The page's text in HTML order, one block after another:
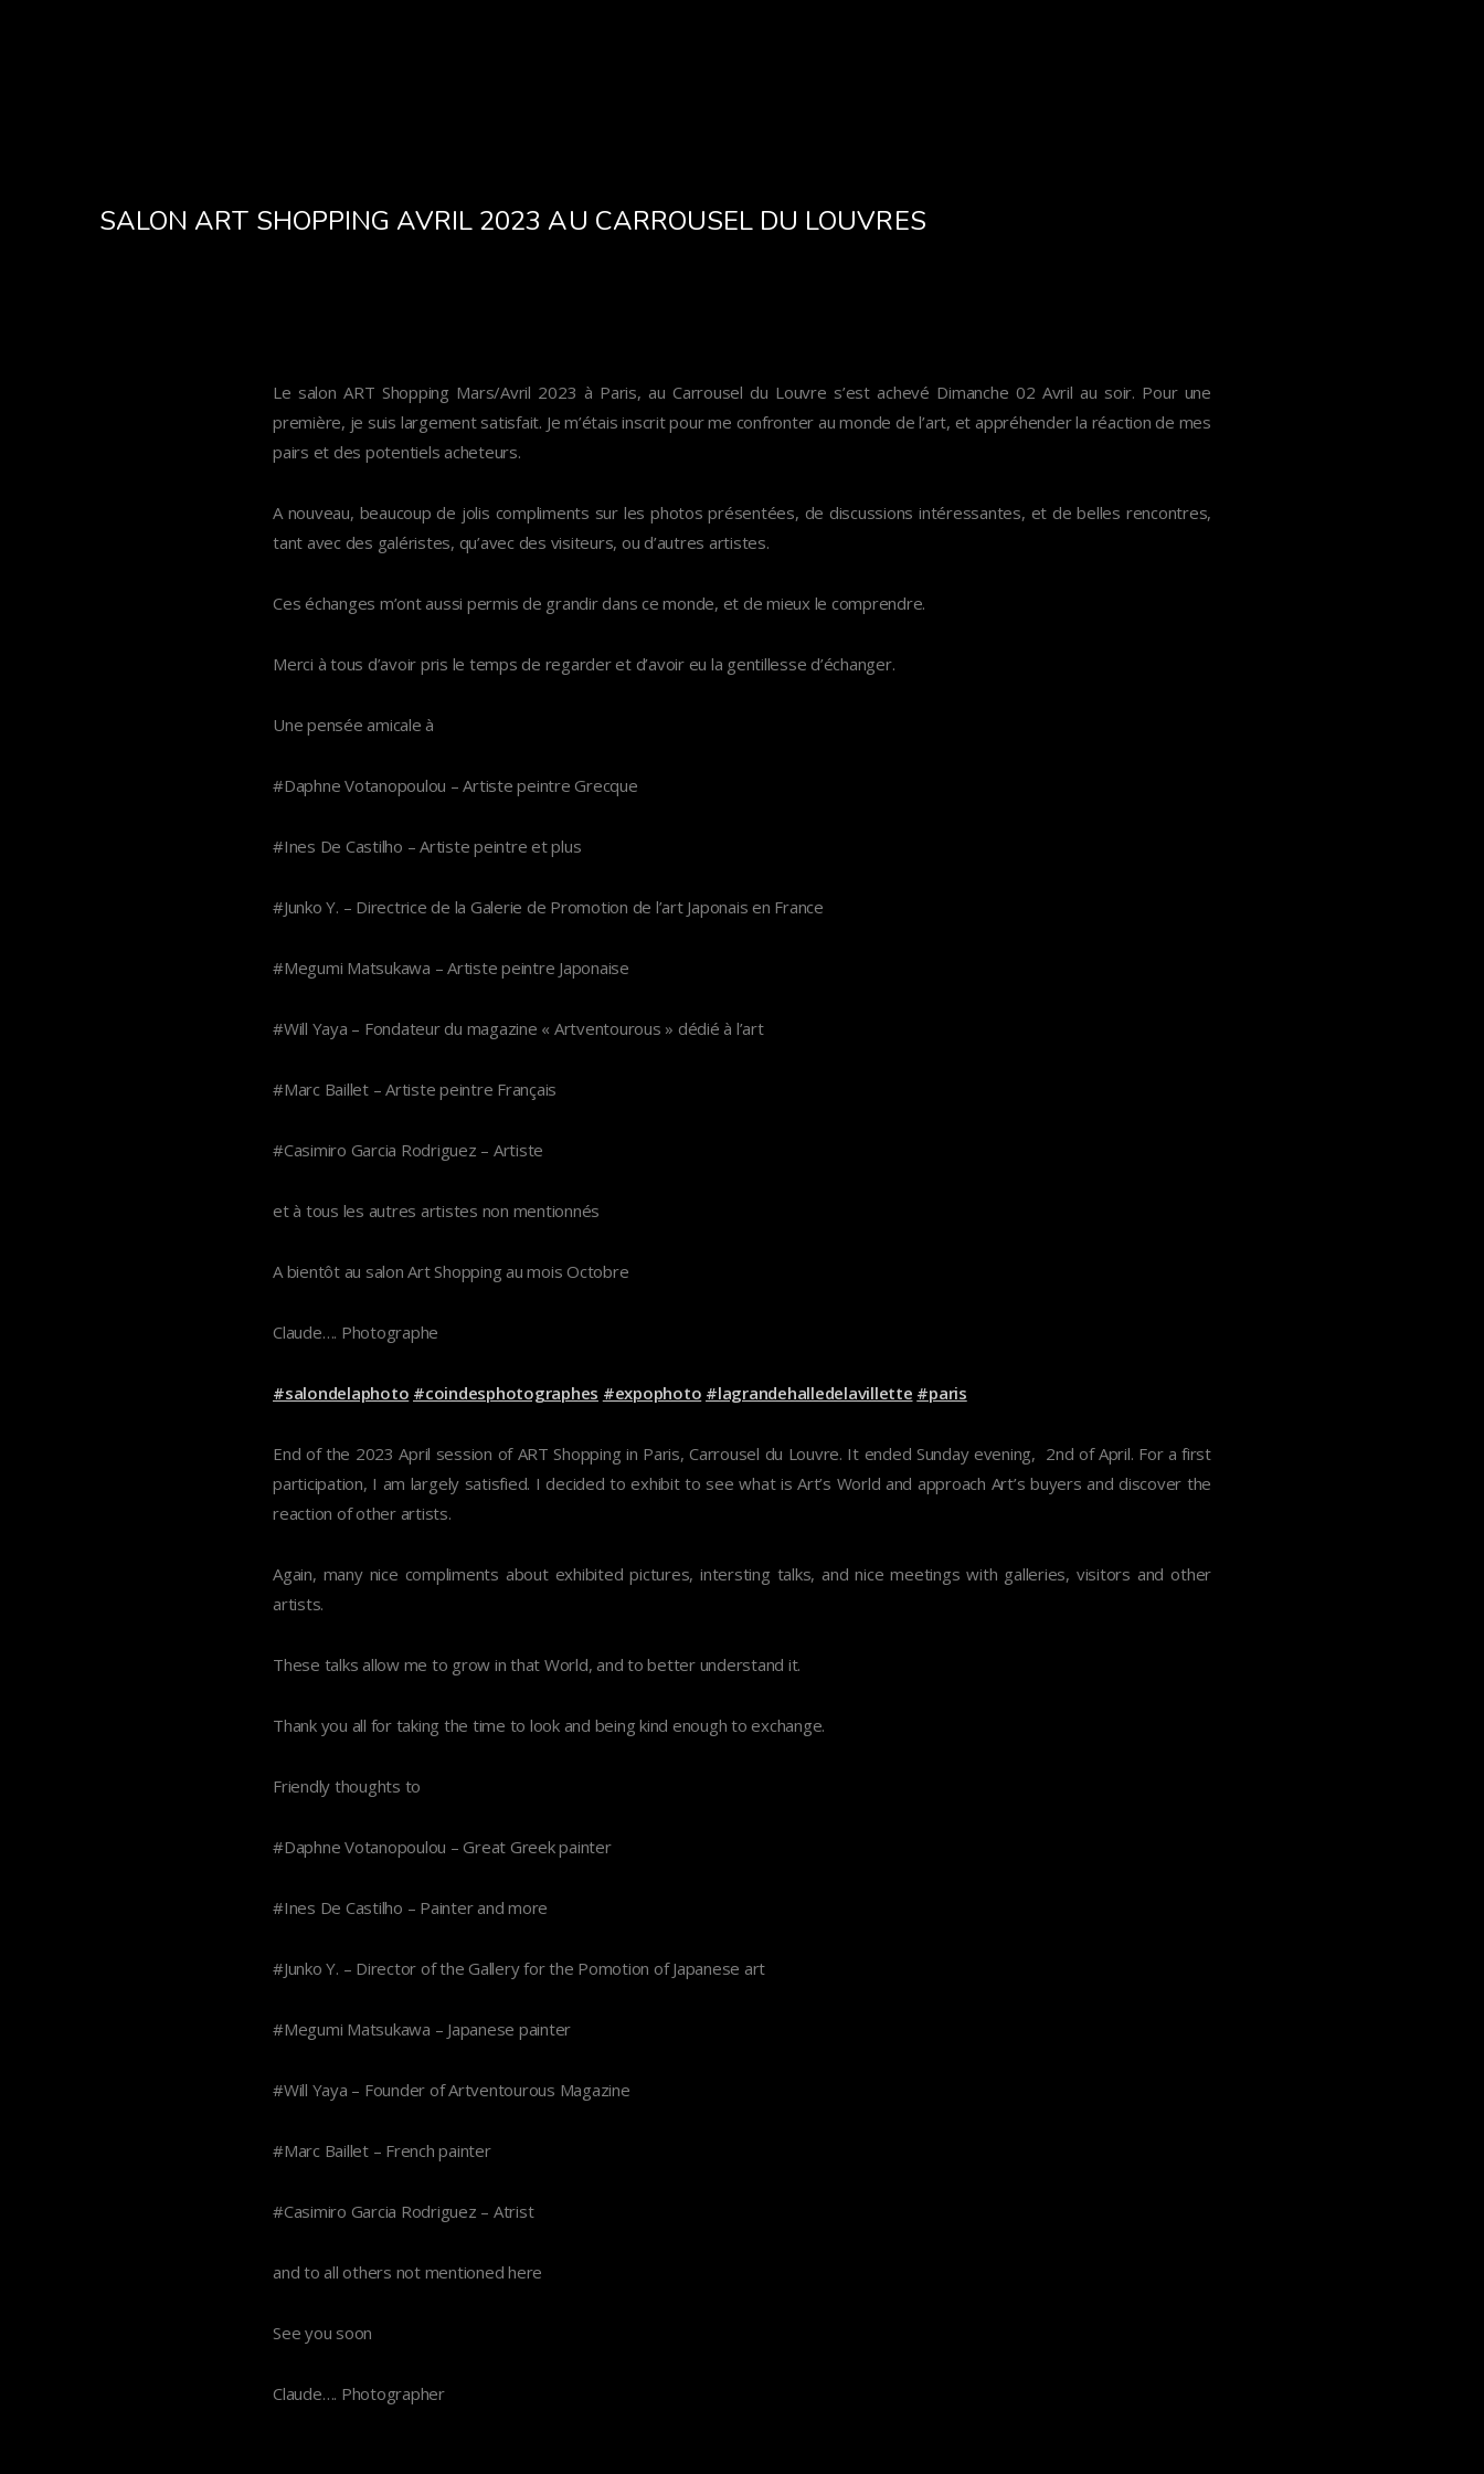
SALON ART SHOPPING AVRIL 2023 AU CARROUSEL DU LOUVRES
Le salon ART Shopping Mars/Avril 2023 à Paris, au Carrousel du Louvre s’est achevé Dimanche 02 Avril au soir. Pour une
première, je suis largement satisfait. Je m’étais inscrit pour me confronter au monde de l’art, et appréhender la réaction de mes
pairs et des potentiels acheteurs.
A nouveau, beaucoup de jolis compliments sur les photos présentées, de discussions intéressantes, et de belles rencontres,
tant avec des galéristes, qu’avec des visiteurs, ou d’autres artistes.
Ces échanges m’ont aussi permis de grandir dans ce monde, et de mieux le comprendre.
Merci à tous d’avoir pris le temps de regarder et d’avoir eu la gentillesse d’échanger.
Une pensée amicale à
#Daphne Votanopoulou – Artiste peintre Grecque
#Ines De Castilho – Artiste peintre et plus
#Junko Y. – Directrice de la Galerie de Promotion de l’art Japonais en France
#Megumi Matsukawa – Artiste peintre Japonaise
#Will Yaya – Fondateur du magazine « Artventourous » dédié à l’art
#Marc Baillet – Artiste peintre Français
#Casimiro Garcia Rodriguez – Artiste
et à tous les autres artistes non mentionnés
A bientôt au salon Art Shopping au mois Octobre
Claude…. Photographe
#salondelaphoto #coindesphotographes #expophoto #lagrandehalledelavillette #paris
End of the 2023 April session of ART Shopping in Paris, Carrousel du Louvre. It ended Sunday evening, 2nd of April. For a first
participation, I am largely satisfied. I decided to exhibit to see what is Art’s World and approach Art’s buyers and discover the
reaction of other artists.
Again, many nice compliments about exhibited pictures, intersting talks, and nice meetings with galleries, visitors and other
artists.
These talks allow me to grow in that World, and to better understand it.
Thank you all for taking the time to look and being kind enough to exchange.
Friendly thoughts to
#Daphne Votanopoulou – Great Greek painter
#Ines De Castilho – Painter and more
#Junko Y. – Director of the Gallery for the Pomotion of Japanese art
#Megumi Matsukawa – Japanese painter
#Will Yaya – Founder of Artventourous Magazine
#Marc Baillet – French painter
#Casimiro Garcia Rodriguez – Atrist
and to all others not mentioned here
See you soon
Claude…. Photographer